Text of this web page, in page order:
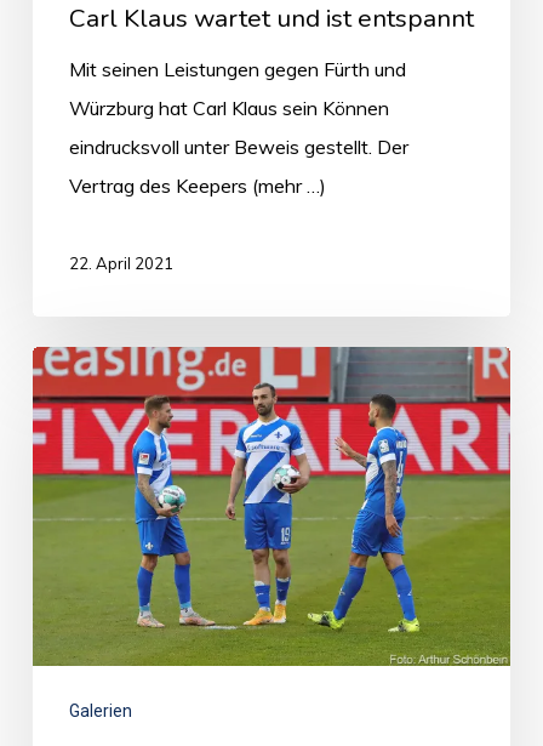
Carl Klaus wartet und ist entspannt
Mit seinen Leistungen gegen Fürth und
Würzburg hat Carl Klaus sein Können
eindrucksvoll unter Beweis gestellt. Der
Vertrag des Keepers (mehr …)
22. April 2021
Galerien